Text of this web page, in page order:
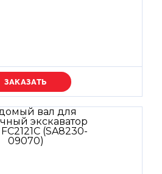
цену